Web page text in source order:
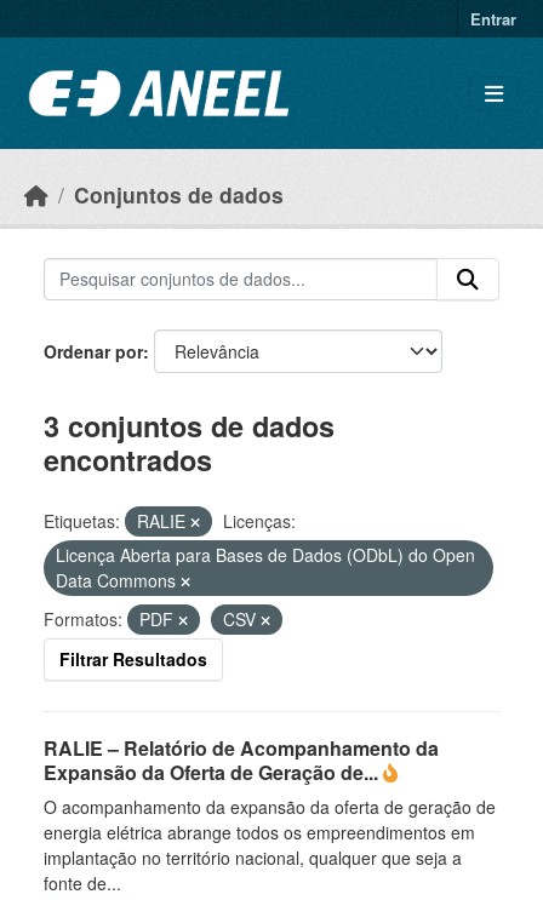
Entrar
Conjuntos de dados
Ordenar por
3 conjuntos de dados
encontrados
Etiquetas: RALIE
Licenças:
Licença Aberta para Bases de Dados (ODbL) do Open
Data Commons
Formatos:
PDF
CSV
Filtrar Resultados
RALIE – Relatório de Acompanhamento da
Expansão da Oferta de Geração de...
O acompanhamento da expansão da oferta de geração de
energia elétrica abrange todos os empreendimentos em
implantação no território nacional, qualquer que seja a
fonte de...